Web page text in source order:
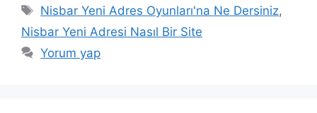
Etiketler
Nisbar Yeni Adres Oyunları'na Ne Dersiniz,
Nisbar Yeni Adresi Nasıl Bir Site
Yorum yap